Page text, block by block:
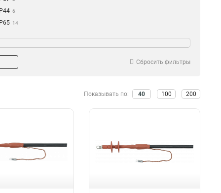
IP44 6
IP65 14
Сбросить фильтры
Показывать по: 40 100 200